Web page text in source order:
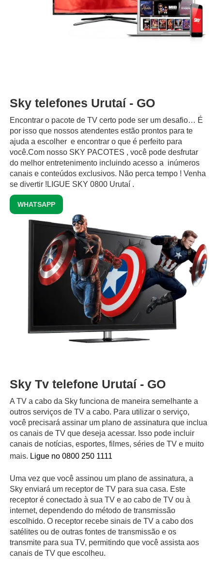
Sky telefones Urutaí - GO
Encontrar o pacote de TV certo pode ser um desafio… É
por isso que nossos atendentes estão prontos para te
ajuda a escolher e encontrar o que é perfeito para
você.Com nosso SKY PACOTES , você pode desfrutar
do melhor entretenimento incluindo acesso a inúmeros
canais e conteúdos exclusivos.‍ Não perca tempo ! Venha
se divertir !LIGUE SKY 0800 Urutaí .
WHATSAPP
Sky Tv telefone Urutaí - GO
A TV a cabo da Sky funciona de maneira semelhante a
outros serviços de TV a cabo. Para utilizar o serviço,
você precisará assinar um plano de assinatura que inclua
os canais de TV que deseja acessar. Isso pode incluir
canais de notícias, esportes, filmes, séries de TV e muito
mais. Ligue no 0800 250 1111
Uma vez que você assinou um plano de assinatura, a
Sky enviará um receptor de TV para sua casa. Este
receptor é conectado à sua TV e ao cabo de TV ou à
internet, dependendo do método de transmissão
escolhido. O receptor recebe sinais de TV a cabo dos
satélites ou de outras fontes de transmissão e os
transmite para sua TV, permitindo que você assista aos
canais de TV que escolheu.